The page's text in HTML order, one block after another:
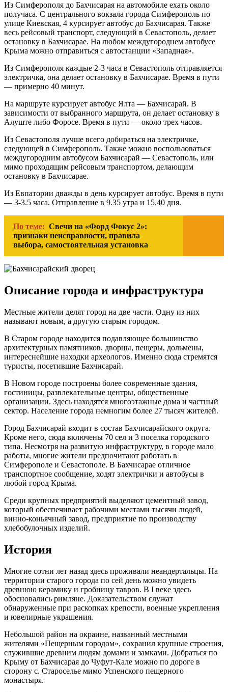
Из Симферополя до Бахчисарая на автомобиле ехать около
получаса. С центрального вокзала города Симферополь по
улице Киевская, 4 курсирует автобус до Бахчисарая. Также
весь рейсовый транспорт, следующий в Севастополь, делает
остановку в Бахчисарае. На любом междугороднем автобусе
Крыма можно отправиться с автостанции «Западная».
Из Симферополя каждые 2-3 часа в Севастополь отправляется
электричка, она делает остановку в Бахчисарае. Время в пути
— примерно 40 минут.
На маршруте курсирует автобус Ялта — Бахчисарай. В
зависимости от выбранного маршрута, он делает остановку в
Алуште либо Форосе. Время в пути — около трех часов.
Из Севастополя лучше всего добираться на электричке,
следующей в Симферополь. Также можно воспользоваться
междугородним автобусом Бахчисарай — Севастополь, или
мимо проходящим рейсовым транспортом, делающим
остановку в Бахчисарае.
Из Евпатории дважды в день курсирует автобус. Время в пути
— 3-3.5 часа. Отправление в 9.35 утра и 15.40 дня.
По теме: Свечи на «Форд Фокус 2»:
признаки неисправности, правила
выбора, самостоятельная установка
Описание города и инфраструктура
Местные жители делят город на две части. Одну из них
называют новым, а другую старым городом.
В Старом городе находится подавляющее большинство
архитектурных памятников, дворцы, пещеры, дольмены,
интереснейшие находки археологов. Именно сюда стремятся
туристы, посетившие Бахчисарай.
В Новом городе построены более современные здания,
гостиницы, развлекательные центры, общественные
организации. Здесь находятся многоэтажные дома и частный
сектор. Население города немногим более 27 тысяч жителей.
Город Бахчисарай входит в состав Бахчисарайского округа.
Кроме него, сюда включены 70 сел и 3 поселка городского
типа. Несмотря на развитую инфраструктуру, в городе мало
работы, многие жители предпочитают работать в
Симферополе и Севастополе. В Бахчисарае отличное
транспортное сообщение, ходят электрички и автобусы в
любой город Крыма.
Среди крупных предприятий выделяют цементный завод,
который обеспечивает рабочими местами тысячи людей,
винно-коньячный завод, предприятие по производству
хлебобулочных изделий.
История
Многие сотни лет назад здесь проживали неандертальцы. На
территории старого города по сей день можно увидеть
древнюю керамику и гробницу тавров. В I веке здесь
обосновались римляне. Доказательством служат
обнаруженные при раскопках крепости, военные укрепления
и ювелирные украшения.
Небольшой район на окраине, названный местными
жителями «Пещерным городом», сохранил крупные строения,
служившие древним людям домами и замками. Добраться по
Крыму от Бахчисарая до Чуфут-Кале можно по дороге в
сторону с. Староселье мимо Успенского пещерного
монастыря.